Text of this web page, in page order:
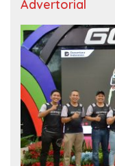
Advertorial